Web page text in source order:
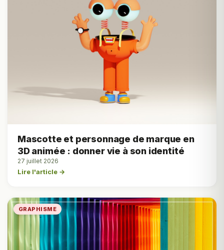
Mascotte et personnage de marque en
3D animée : donner vie à son identité
27 juillet 2026
Lire l'article →
GRAPHISME